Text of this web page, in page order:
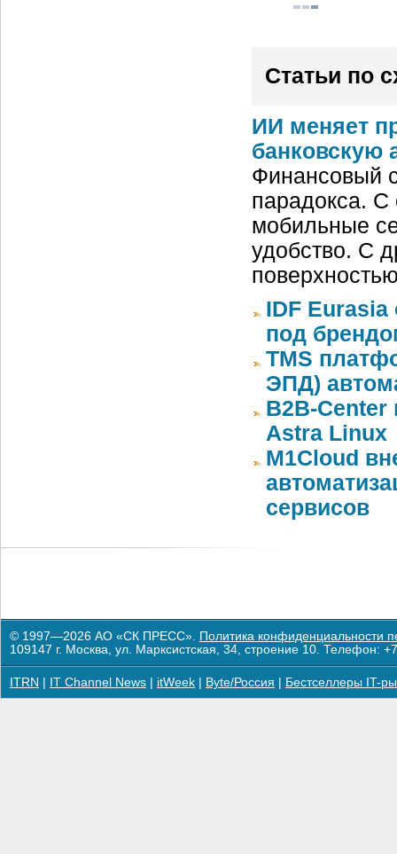
Статьи по
ИИ меняет
банковскую
Финансовый
парадокса. С
мобильные
удобство. С
IDF
под
TMS
ЭПД)
B2B-Center
Astra Linux
M1Cloud
сервисов
© 1997—2026 АО «СК ПРЕСС». Политика конфиденциальности
109147 г. Москва, ул. Марксистская, 34, строение 10. Телефон:
ITRN IT Channel News itWeek Byte/Россия Бестселлеры IT-